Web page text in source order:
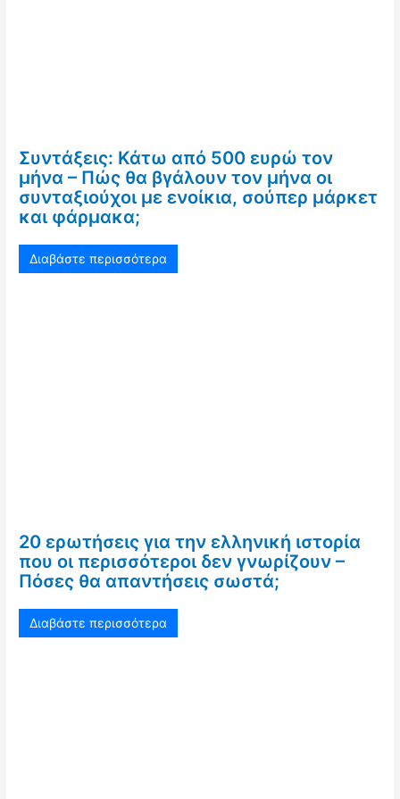
Συντάξεις: Κάτω από 500 ευρώ τον
μήνα – Πώς θα βγάλουν τον μήνα οι
συνταξιούχοι με ενοίκια, σούπερ μάρκετ
και φάρμακα;
Διαβάστε περισσότερα
20 ερωτήσεις για την ελληνική ιστορία
που οι περισσότεροι δεν γνωρίζουν –
Πόσες θα απαντήσεις σωστά;
Διαβάστε περισσότερα